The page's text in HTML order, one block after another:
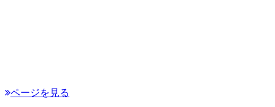
ページを見る